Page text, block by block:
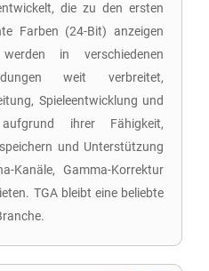
die zu den ersten
Farben (24-Bit) anzeigen
in verschiedenen
weit verbreitet,
Spieleentwicklung und
aufgrund ihrer Fähigkeit,
und Unterstützung
Kanäle, Gamma-Korrektur
TGA bleibt eine beliebte